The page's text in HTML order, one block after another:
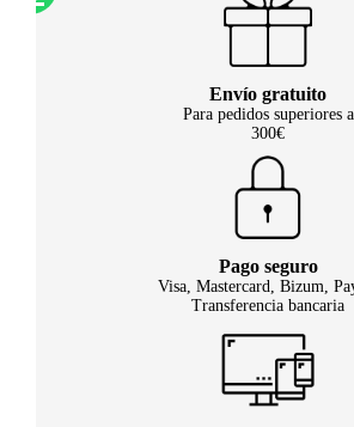
Envío gratuito
Para pedidos superiores a
300€
Pago seguro
Visa, Mastercard, Bizum,
Transferencia bancaria